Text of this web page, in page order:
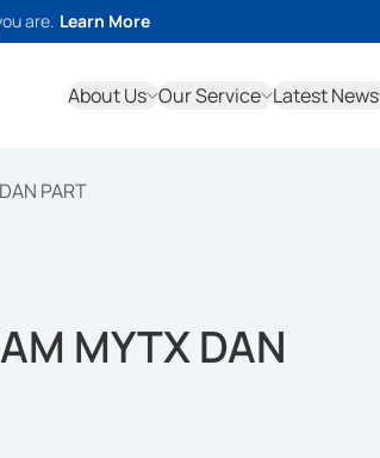
are. Learn More
About Us Our Service Latest News
PART
MYTX DAN